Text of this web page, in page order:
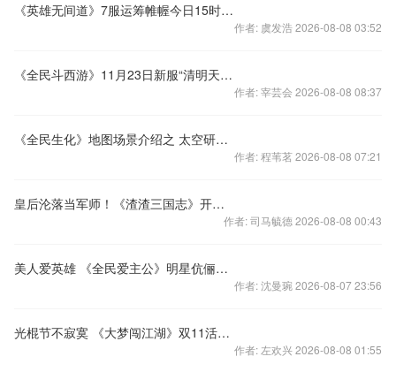
《英雄无间道》7服运筹帷幄今日15时劲爆开启
作者: 虞发浩 2026-08-08 03:52
《全民斗西游》11月23日新服“清明天”火爆开启
作者: 宰芸会 2026-08-08 08:37
《全民生化》地图场景介绍之 太空研究所
作者: 程苇茗 2026-08-08 07:21
皇后沦落当军师！《渣渣三国志》开启暧昧之旅
作者: 司马毓德 2026-08-08 00:43
美人爱英雄 《全民爱主公》明星伉俪陪你玩
作者: 沈曼琬 2026-08-07 23:56
光棍节不寂寞 《大梦闯江湖》双11活动嗨翻天
作者: 左欢兴 2026-08-08 01:55